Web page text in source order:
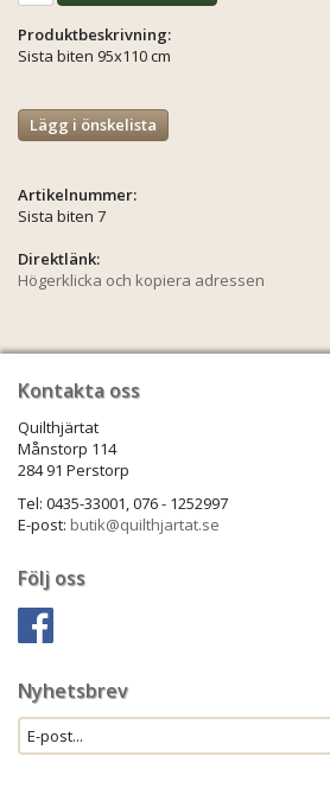
Produktbeskrivning:
Sista biten 95x110 cm
Lägg i önskelista
Artikelnummer:
Sista biten 7
Direktlänk:
Högerklicka och kopiera adressen
Kontakta oss
Quilthjärtat
Månstorp 114
284 91 Perstorp
Tel: 0435-33001, 076 - 1252997
E-post: butik@quilthjartat.se
Följ oss
Nyhetsbrev